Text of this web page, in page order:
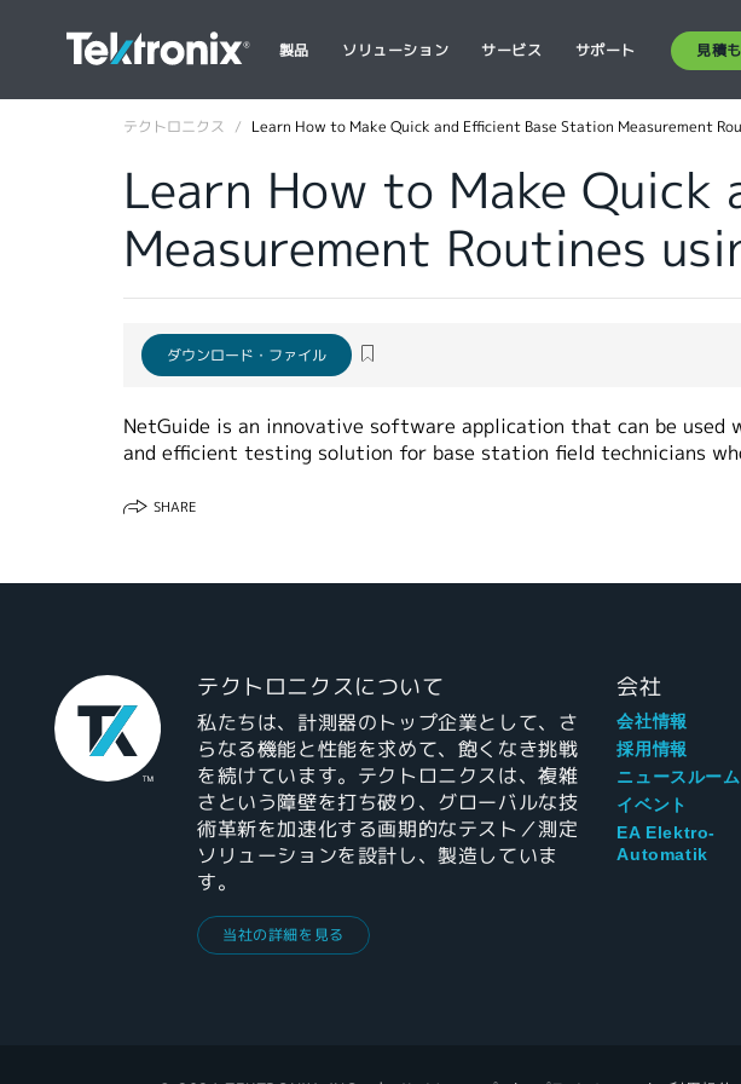
製品 ソリューション サービス サポート 見積
テクトロニクス Learn How to Make Quick and Efficient Base Station Measurement
Learn How to Make
Measurement Routines
ダウンロード・ファイル
NetGuide is an innovative software application that can be
and efficient testing solution for base station field technicians
SHARE
テクトロニクスについて
私たちは、計測器のトップ企業として、さ
らなる機能と性能を求めて、飽くなき挑戦
を続けています。テクトロニクスは、複雑
さという障壁を打ち破り、グローバルな技
術革新を加速化する画期的なテスト／測定
ソリューションを設計し、製造していま
す。
当社の詳細を見る
会社
会社情報
採用情報
ニュースルーム
イベント
EA Elektro-
Automatik